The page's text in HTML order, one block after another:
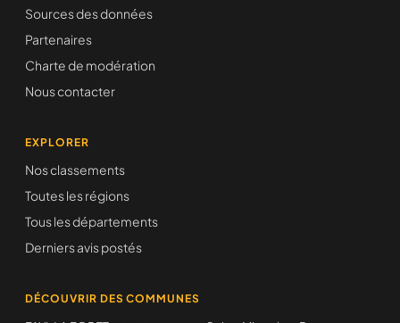
Sources des données
Partenaires
Charte de modération
Nous contacter
EXPLORER
Nos classements
Toutes les régions
Tous les départements
Derniers avis postés
DÉCOUVRIR DES COMMUNES